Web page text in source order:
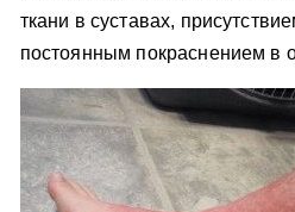
ткани в суставах,
постоянным покраснением в